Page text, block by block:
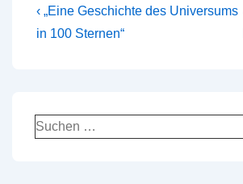
Beitragsnavigation
Vorheriger
Beitrag
‹ „Eine Geschichte des Universums
in 100 Sternen“
Suchen
nach: